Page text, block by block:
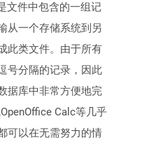
文件中包含的一组记
从一个存储系统到另
此类文件。由于所有
号分隔的记录，因此
据库中非常方便地完
Calc等几乎
可以在无需努力的情